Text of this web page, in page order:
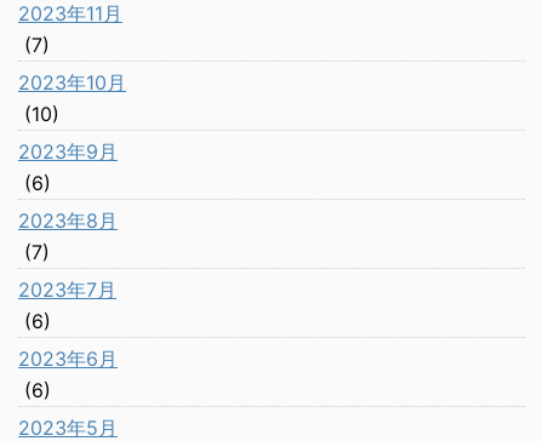
2023年11月
(7)
2023年10月
(10)
2023年9月
(6)
2023年8月
(7)
2023年7月
(6)
2023年6月
(6)
2023年5月